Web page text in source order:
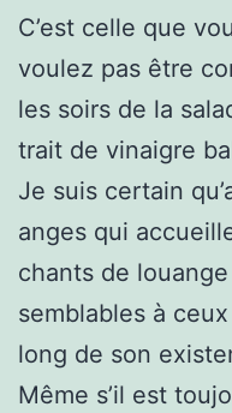
C’est celle que
voulez pas être
les soirs de la
trait de vinaigre
Je suis certain
anges qui
chants de
semblables à
long de son
Même s’il est